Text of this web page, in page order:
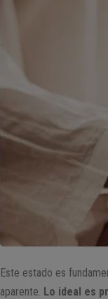
Este estado es
aparente. Lo ideal es